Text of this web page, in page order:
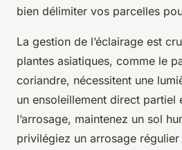
bien délimiter vos parcelles
La gestion de l’éclairage est
plantes asiatiques, comme le
coriandre, nécessitent une
un ensoleillement direct partiel
l’arrosage, maintenez un sol
privilégiez un arrosage régulier